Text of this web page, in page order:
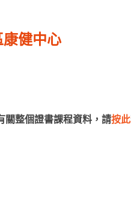
健中心
關整個證書課程資料，請按此